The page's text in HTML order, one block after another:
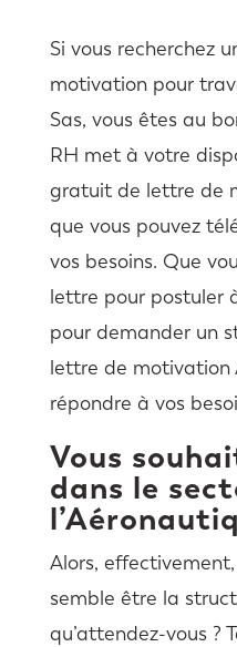
Si vous recherchez
motivation pour
Sas, vous êtes au
RH met à votre
gratuit de lettre de
que vous pouvez
vos besoins. Que
lettre pour postuler
pour demander un
lettre de motivation
répondre à vos
Vous
dans le
Alors, effectivement,
semble être la
qu’attendez-vous ?